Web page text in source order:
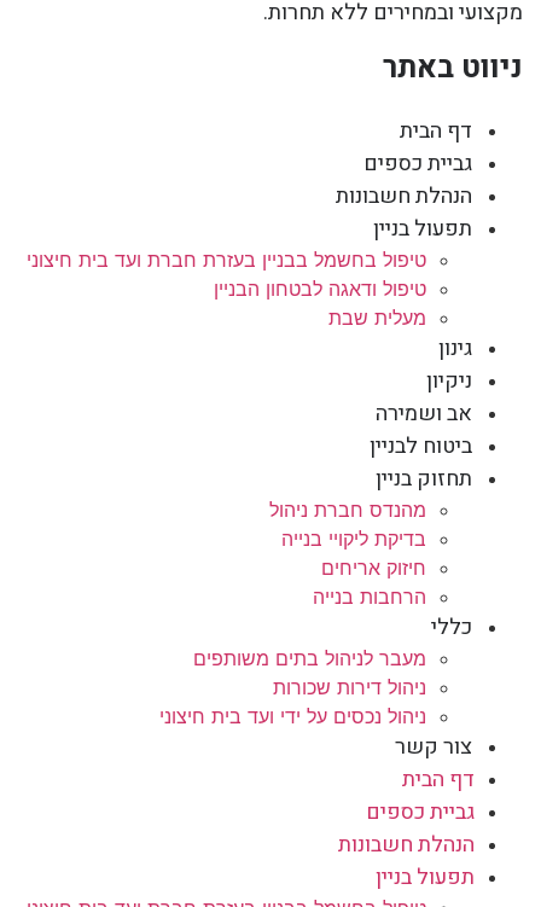
מקצועי ובמחירים ללא תחרות.
ניווט באתר
דף הבית
גביית כספים
הנהלת חשבונות
תפעול בניין
טיפול בחשמל בבניין בעזרת חברת ועד בית חיצוני
טיפול ודאגה לבטחון הבניין
מעלית שבת
גינון
ניקיון
אב ושמירה
ביטוח לבניין
תחזוק בניין
מהנדס חברת ניהול
בדיקת ליקויי בנייה
חיזוק אריחים
הרחבות בנייה
כללי
מעבר לניהול בתים משותפים
ניהול דירות שכורות
ניהול נכסים על ידי ועד בית חיצוני
צור קשר
דף הבית
גביית כספים
הנהלת חשבונות
תפעול בניין